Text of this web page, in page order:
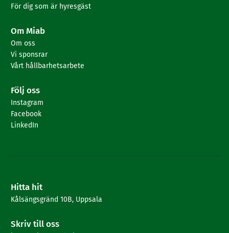
För dig som är hyresgäst
Om Miab
Om oss
Vi sponsrar
Vårt hållbarhetsarbete
Följ oss
Instagram
Facebook
LinkedIn
Hitta hit
Kålsängsgränd 10B, Uppsala
Skriv till oss